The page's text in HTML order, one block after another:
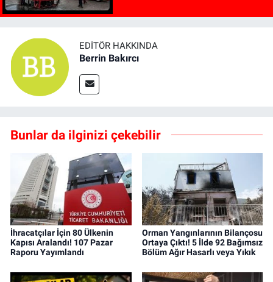
EDITÖR HAKKINDA
Berrin Bakırcı
Bunlar da ilginizi çekebilir
İhracatçılar İçin 80 Ülkenin
Kapısı Aralandı! 107 Pazar
Raporu Yayımlandı
Orman Yangınlarının Bilançosu
Ortaya Çıktı! 5 İlde 92 Bağımsız
Bölüm Ağır Hasarlı veya Yıkık